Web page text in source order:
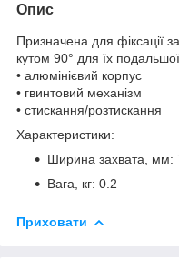
Опис
Призначена для фіксації
кутом 90° для їх
• алюмінієвий корпус
• гвинтовий механізм
• стискання/розтискання
Характеристики:
Ширина захвата, мм:
Вага, кг: 0.2
Приховати